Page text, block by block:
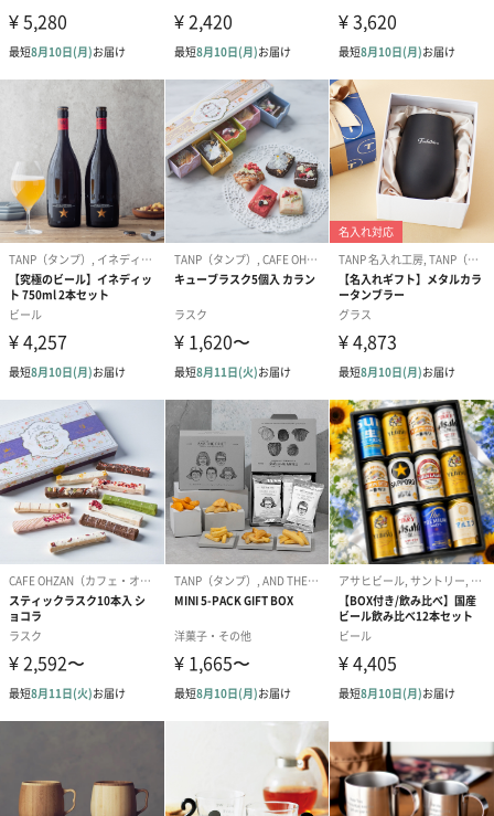
※イニシャル「K」のみ既に販売終了しています。
インテリアとしてもおしゃれな砂時計
茶葉の抽出に活用したい砂時計。お茶の抽出時間を計るのにぴっ
たりな３分計でティータイムを可憐に彩ります。
※ 時間はあくまで目安です。砂時計の性質上、正確な時間の計測
には向いていません。
サシェとオリジナルコースター風カード
今回、ギフトセットBOX限定のオリジナルサシェとコースター風
カードを作成。
ここでしか買えないオリジナルのオプションで、贈り物に欠かせ
ない特別感も演出することができます。
サシェは、蜜蝋をブレンドしたワックスにアロマオイルとドライ
フラワーを詰め込んだホームフレグランス。
クローゼットや、玄関、洗面所などに置いて香りを楽しむことが
※ 車内など高温になる場所や、直射日光の当たる場所でのご使用